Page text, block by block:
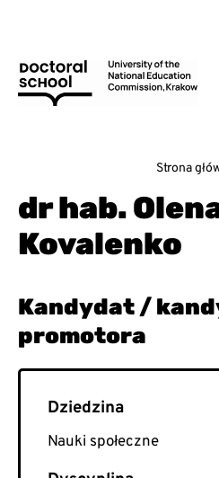
Strona
dr hab.
Kovalenko
Nauki społeczne